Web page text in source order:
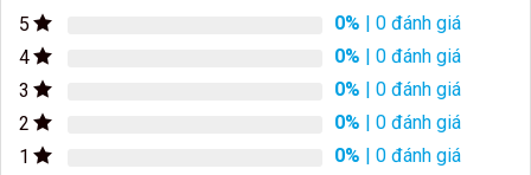
5 0% | 0 đánh giá
4
0% | 0 đánh giá
3
0% | 0 đánh giá
2
0% | 0 đánh giá
1
0% | 0 đánh giá